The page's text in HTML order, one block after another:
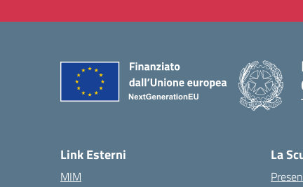
Link Esterni
MIM
La